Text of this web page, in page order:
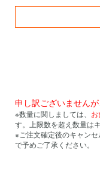
申し訳ございませんが
※数量に関しましては、
す。上限数を超え数量は
※ご注文確定後のキャン
で予めご了承ください。